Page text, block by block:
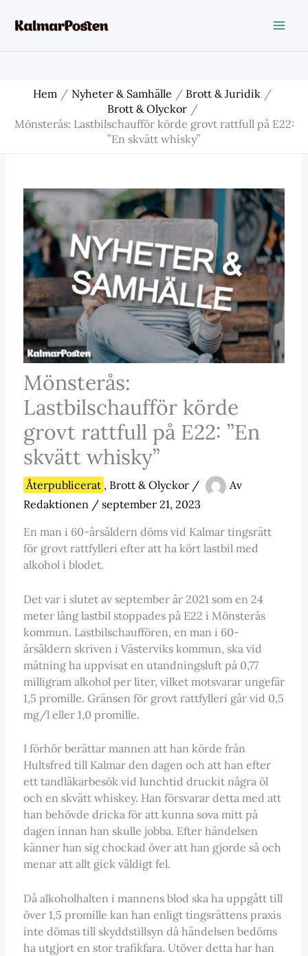
Hem Nyheter & Samhälle
Brott & Juridik
Brott & Olyckor
Mönsterås: Lastbilschaufför körde grovt rattfull på E22:
”En skvätt whisky”
Mönsterås:
Lastbilschaufför körde
grovt rattfull på E22: ”En
skvätt whisky”
Återpublicerat , Brott & Olyckor/
Av
Redaktionen / september 21, 2023
En man i 60-årsåldern döms vid Kalmar tingsrätt
för grovt rattfylleri efter att ha kört lastbil med
alkohol i blodet.
Det var i slutet av september år 2021 som en 24
meter lång lastbil stoppades på E22 i Mönsterås
kommun. Lastbilschauffören, en man i 60-
årsåldern skriven i Västerviks kommun, ska vid
mätning ha uppvisat en utandningsluft på 0,77
milligram alkohol per liter, vilket motsvarar ungefär
1,5 promille. Gränsen för grovt rattfylleri går vid 0,5
mg/l eller 1,0 promille.
I förhör berättar mannen att han körde från
Hultsfred till Kalmar den dagen och att han efter
ett tandläkarbesök vid lunchtid druckit några öl
och en skvätt whiskey. Han försvarar detta med att
han behövde dricka för att kunna sova mitt på
dagen innan han skulle jobba. Efter händelsen
känner han sig chockad över att han gjorde så och
menar att allt gick väldigt fel.
Då alkoholhalten i mannens blod ska ha uppgått till
över 1,5 promille kan han enligt tingsrättens praxis
inte dömas till skyddstillsyn då händelsen bedöms
ha utgjort en stor trafikfara. Utöver detta har han